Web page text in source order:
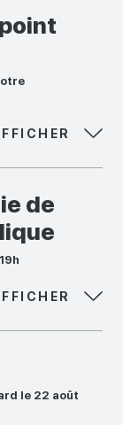
de
le 22 août